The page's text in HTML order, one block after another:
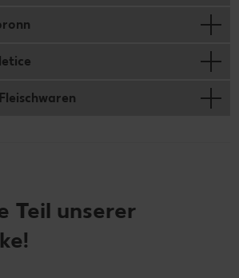
Teil unserer